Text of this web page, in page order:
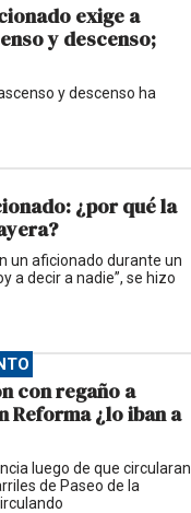
exige a
y descenso;
y descenso ha
¿por qué la
un aficionado durante un
a decir a nadie”, se hizo
con regaño a
Reforma ¿lo iban a
luego de que circularan
de Paseo de la